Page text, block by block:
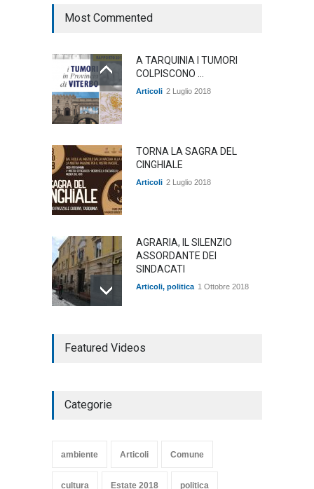
Most Commented
A TARQUINIA I TUMORI
COLPISCONO ...
Articoli 2 Luglio 2018
TORNA LA SAGRA DEL
CINGHIALE
Articoli 2 Luglio 2018
AGRARIA, IL SILENZIO
ASSORDANTE DEI
SINDACATI
Articoli, politica 1 Ottobre 2018
COMMEDIA"
TARQUINIA
Featured Videos
Categorie
ambiente Articoli Comune
cultura Estate 2018 politica